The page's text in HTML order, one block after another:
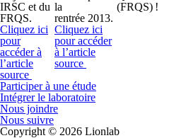
IRSC et du
FRQS.
Cliquez ici
pour
accéder à
l’article
source
la
rentrée 2013.
Cliquez ici
pour accéder
à l’article
source
(FRQS) !
Participer à une étude
Intégrer le laboratoire
Nous joindre
Nous suivre
Copyright © 2026 Lionlab